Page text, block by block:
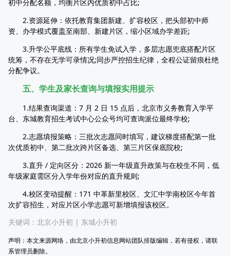
初中分配名额，均衡片区内优质初中占比;
2.资源延伸：依托教育集团新建、扩容校区，把头部初中师
资、办学模式覆盖至南部、新建片区，缩小区域办学差距;
3.升学公平底线：所有学生免试入学，多层志愿兜底搭配片区
统筹，不存在无学可录情况;同步严控招生纪律，全程公证留痕杜绝
分配争议。
五、学生及家长查询与填报实用提示
1.结果查询渠道：7 月 2 日 15 点后，北京市义务教育入学平
台、东城教育招生考试中心公众号均可查询派位最终学校;
2.志愿填报策略：三批次志愿同时填写，建议梯度搭配第一批
次优质初中、第二批次跨片区备选、第三片区保底院校;
3.直升 / 定向区分：2026 新一年级直升政策与在校生不同，低
年级家庭需区分入学年份对应的直升规则;
4.校区变动提醒：171 中革新里校区、文汇中学南校区今年首
次扩容招生，对应片区小学志愿可新增填报该校区。
关键词： 北京小升初 | 东城小升初
声明：本文来源网络，由北京小升初信息网站团队排版编辑，若有侵权，请联
系管理员删除。